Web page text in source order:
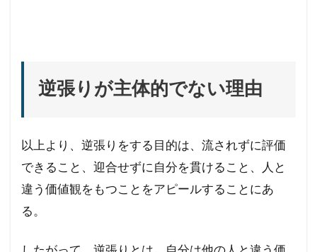
逆張りが主体的でない理由
以上より、逆張りをする目的は、流されずに評価
できること、迎合せずに自分を貫けること、人と
違う価値観をもつことをアピールすることにあ
る。